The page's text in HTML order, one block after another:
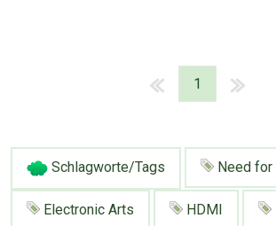
1
Schlagworte/Tags Need for
Electronic Arts HDMI